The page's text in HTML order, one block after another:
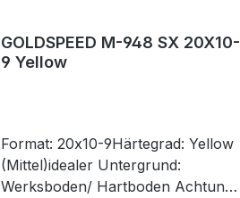
GOLDSPEED M-948 SX 20X10-
9 Yellow
Format: 20x10-9Härtegrad: Yellow
(Mittel)idealer Untergrund:
Werksboden/ Hartboden Achtung: